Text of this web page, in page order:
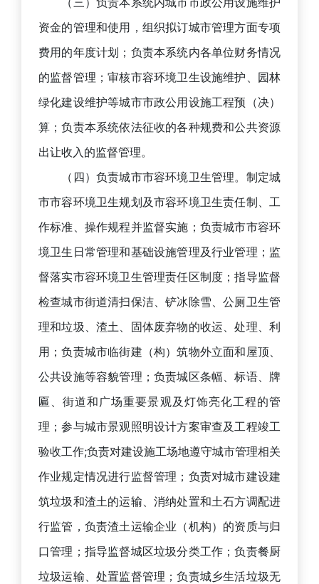
资金的管理和使用，组织拟订城市管理方面专项
费用的年度计划；负责本系统内各单位财务情况
的监督管理；审核市容环境卫生设施维护、园林
绿化建设维护等城市市政公用设施工程预（决）
算；负责本系统依法征收的各种规费和公共资源
出让收入的监督管理。
（四）负责城市市容环境卫生管理。制定城
市市容环境卫生规划及市容环境卫生责任制、工
作标准、操作规程并监督实施；负责城市市容环
境卫生日常管理和基础设施管理及行业管理；监
督落实市容环境卫生管理责任区制度；指导监督
检查城市街道清扫保洁、铲冰除雪、公厕卫生管
理和垃圾、渣土、固体废弃物的收运、处理、利
用；负责城市临街建（构）筑物外立面和屋顶、
公共设施等容貌管理；负责城区条幅、标语、牌
匾、街道和广场重要景观及灯饰亮化工程的管
理；参与城市景观照明设计方案审查及工程竣工
验收工作;负责对建设施工场地遵守城市管理相关
作业规定情况进行监督管理；负责对城市建设建
筑垃圾和渣土的运输、消纳处置和土石方调配进
行监管，负责渣土运输企业（机构）的资质与归
口管理；指导监督城区垃圾分类工作；负责餐厨
垃圾运输、处置监督管理；负责城乡生活垃圾无